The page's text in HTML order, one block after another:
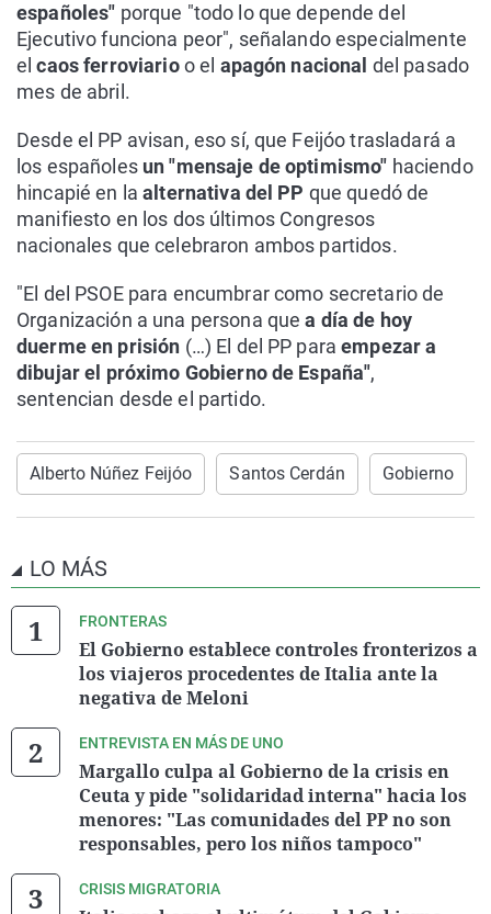
españoles" porque "todo lo que depende del
Ejecutivo funciona peor", señalando especialmente
elcaos ferroviarioo el apagón nacional del pasado
mes de abril.
Desde el PP avisan, eso sí, que Feijóo trasladará a
los españoles un "mensaje de optimismo" haciendo
hincapié en laalternativa del PP que quedó de
manifiesto en los dos últimos Congresos
nacionales que celebraron ambos partidos.
"El del PSOE para encumbrar como secretario de
Organización a una persona que a día de hoy
duerme en prisión (…) El del PP paraempezar a
dibujar el próximo Gobierno de España",
sentencian desde el partido.
Alberto Núñez Feijóo Santos Cerdán Gobierno
LO MÁS
FRONTERAS
El Gobierno establece controles fronterizos a
los viajeros procedentes de Italia ante la
negativa de Meloni
ENTREVISTA EN MÁS DE UNO
Margallo culpa al Gobierno de la crisis en
Ceuta y pide "solidaridad interna" hacia los
menores: "Las comunidades del PP no son
responsables, pero los niños tampoco"
CRISIS MIGRATORIA